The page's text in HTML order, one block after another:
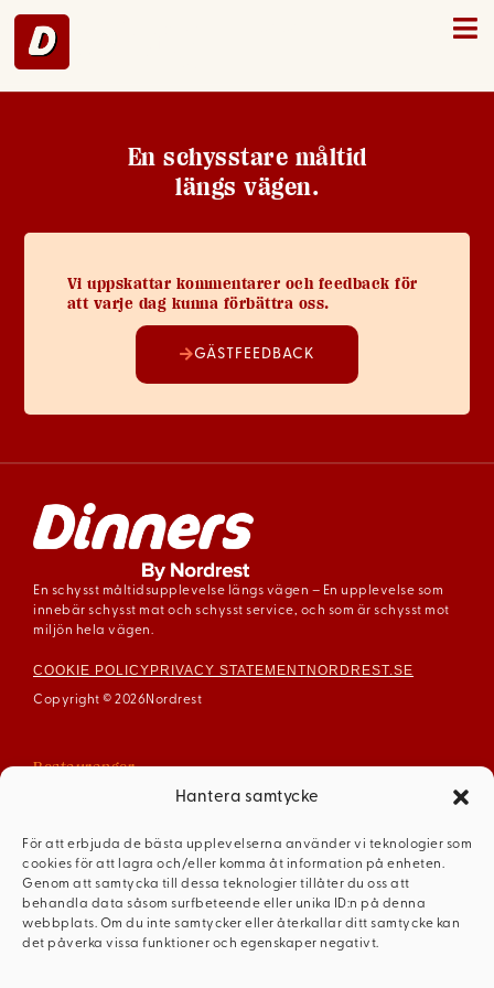
Hantera samtycke
För att erbjuda de bästa upplevelserna använder vi teknologier som
cookies för att lagra och/eller komma åt information på enheten.
Genom att samtycka till dessa teknologier tillåter du oss att
behandla data såsom surfbeteende eller unika ID:n på denna
webbplats. Om du inte samtycker eller återkallar ditt samtycke kan
det påverka vissa funktioner och egenskaper negativt.
Ödeshög – 11
En schysstare måltid
längs vägen.
Vi uppskattar kommentarer och feedback för
att varje dag kunna förbättra oss.
GÄSTFEEDBACK
En schysst måltidsupplevelse längs vägen – En upplevelse som
innebär schysst mat och schysst service, och som är schysst mot
miljön hela vägen.
COOKIE POLICY PRIVACY STATEMENT NORDREST.SE
Copyright © 2026 Nordrest
Restauranger
Gävle
Mariestad
Mellerud
Ödeshög